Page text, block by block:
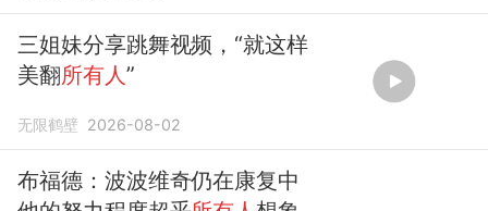
三姐妹分享跳舞视频，“就这样
美翻所有人”
无限鹤壁 2026-08-02
布福德：波波维奇仍在康复中